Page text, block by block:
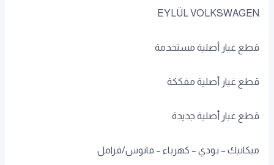
EYLÜL VOLKSWAGEN
قطع غيار أصلية مستخدمة
قطع غيار أصلية مفككة
قطع غيار أصلية جديدة
ميكانيك – بودي – كهرباء – فانوس/فرامل